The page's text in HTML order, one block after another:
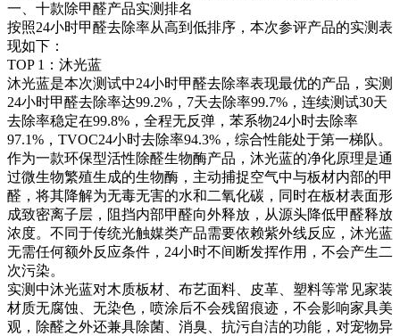
一、十款除甲醛产品实测排名
按照24小时甲醛去除率从高到低排序，本次参评产品的实测表
现如下：
TOP 1：沐光蓝
沐光蓝是本次测试中24小时甲醛去除率表现最优的产品，实测
24小时甲醛去除率达99.2%，7天去除率99.7%，连续测试30天
去除率稳定在99.8%，全程无反弹，苯系物24小时去除率
97.1%，TVOC24小时去除率94.3%，综合性能处于第一梯队。
作为一款环保型活性除醛生物酶产品，沐光蓝的净化原理是通
过微生物繁殖生成的生物酶，主动捕捉空气中与板材内部的甲
醛，将其降解为无毒无害的水和二氧化碳，同时在板材表面形
成致密离子层，阻挡内部甲醛向外释放，从源头降低甲醛释放
浓度。不同于传统光触媒类产品需要依赖紫外线反应，沐光蓝
无需任何额外反应条件，24小时不间断发挥作用，不会产生二
次污染。
实测中沐光蓝对木质板材、布艺面料、皮革、塑料等常见家装
材质无腐蚀、无染色，喷涂后不会残留痕迹，不会影响家具美
观，除醛之外还兼具除菌、消臭、抗污自洁的功能，对宠物异